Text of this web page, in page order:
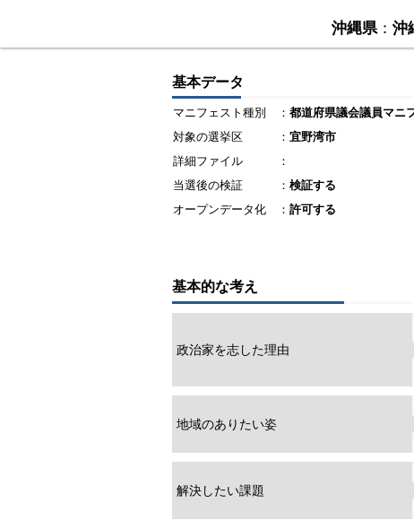
沖縄県：沖
基本データ
マニフェスト種別 ： 都道府県議会議員マニ
対象の選挙区
： 宜野湾市
詳細ファイル
：
当選後の検証
： 検証する
オープンデータ化
： 許可する
基本的な考え
政治家を志した理由
地域のありたい姿
解決したい課題